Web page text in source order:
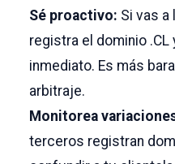
Sé proactivo: Si vas a
registra el dominio .CL
inmediato. Es más
arbitraje.
Monitorea
terceros registran